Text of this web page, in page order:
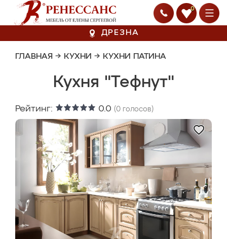
0
ДРЕЗНА
ГЛАВНАЯ → КУХНИ → КУХНИ ПАТИНА
Кухня "Тефнут"
Рейтинг: 0.0 (0 голосов)